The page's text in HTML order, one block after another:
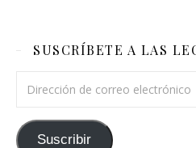
SUSCRÍBETE A LAS
Suscribir